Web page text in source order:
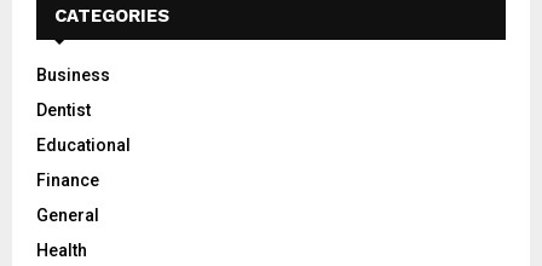
CATEGORIES
Business
Dentist
Educational
Finance
General
Health